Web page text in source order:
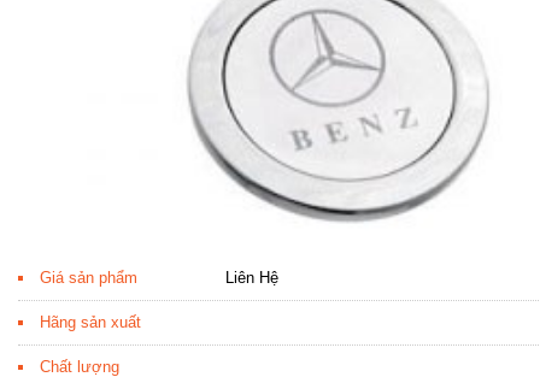
Giá sản phẩm Liên Hệ
Hãng sản xuất
Chất lượng